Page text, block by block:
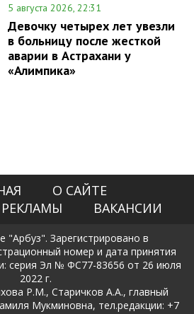
5 августа 2026, 22:31
Девочку четырех лет увезли
в больницу после жесткой
аварии в Астрахани у
«Алимпика»
О САЙТЕ
ВАКАНСИИ
"Арбуз". Зарегистрировано в
номер и дата принятия
серия Эл № ФС77-83656 от 26 июля
2022 г.
Р.М., Старичков А.А., главный
Мукминовна, тел.редакции: +7